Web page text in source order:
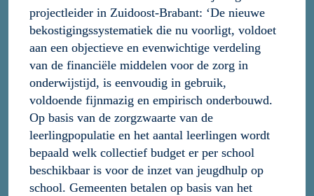
projectleider in Zuidoost-Brabant: ‘De nieuwe
bekostigingssystematiek die nu voorligt, voldoet
aan een objectieve en evenwichtige verdeling
van de financiële middelen voor de zorg in
onderwijstijd, is eenvoudig in gebruik,
voldoende fijnmazig en empirisch onderbouwd.
Op basis van de zorgzwaarte van de
leerlingpopulatie en het aantal leerlingen wordt
bepaald welk collectief budget er per school
beschikbaar is voor de inzet van jeugdhulp op
school. Gemeenten betalen op basis van het